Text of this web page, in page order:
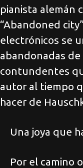
pianista alemán
“Abandoned
electrónicos se
abandonadas
contundentes
autor al tiempo
hacer de
Una joya que
Por el camino